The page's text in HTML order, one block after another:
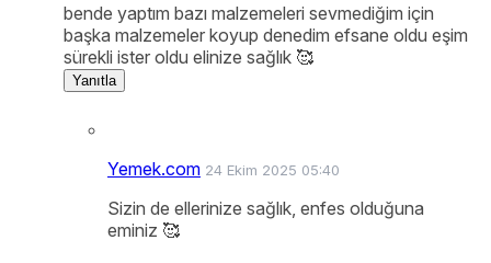
bende yaptım bazı malzemeleri sevmediğim için
başka malzemeler koyup denedim efsane oldu eşim
sürekli ister oldu elinize sağlık 🥰
Yanıtla
Yemek.com 24 Ekim 2025 05:40
Sizin de ellerinize sağlık, enfes olduğuna
eminiz 🥰